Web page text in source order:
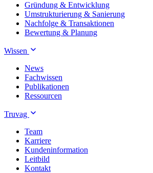
Gründung & Entwicklung
Umstrukturierung & Sanierung
Nachfolge & Transaktionen
Bewertung & Planung
Wissen
News
Fachwissen
Publikationen
Ressourcen
Truvag
Team
Karriere
Kundeninformation
Leitbild
Kontakt